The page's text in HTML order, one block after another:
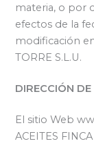
materia, o por
efectos de la
modificación
TORRE S.L.U.
DIRECCIÓN
El sitio Web
ACEITES